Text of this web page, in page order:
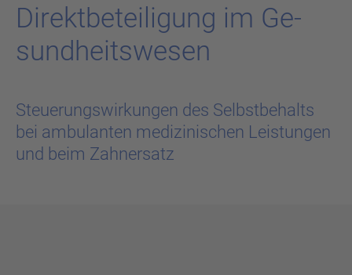
Di­rekt­be­tei­li­gung im Ge­
sund­heits­we­sen
Steuerungswirkungen des Selbstbehalts
bei ambulanten medizinischen Leistungen
und beim Zahnersatz